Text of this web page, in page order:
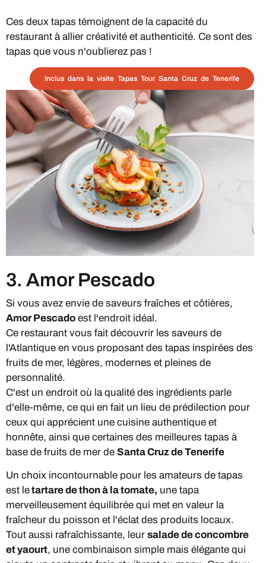
Ces deux tapas témoignent de la capacité du
restaurant à allier créativité et authenticité. Ce sont des
tapas que vous n'oublierez pas !
Inclus dans la visite Tapas Tour Santa Cruz de Tenerife
3. Amor Pescado
Si vous avez envie de saveurs fraîches et côtières,
Amor Pescado est l'endroit idéal.
Ce restaurant vous fait découvrir les saveurs de
l'Atlantique en vous proposant des tapas inspirées des
fruits de mer, légères, modernes et pleines de
personnalité.
C'est un endroit où la qualité des ingrédients parle
d'elle-même, ce qui en fait un lieu de prédilection pour
ceux qui apprécient une cuisine authentique et
honnête, ainsi que certaines des meilleures tapas à
base de fruits de mer de Santa Cruz de Tenerife
Un choix incontournable pour les amateurs de tapas
est letartare de thon à la tomate, une tapa
merveilleusement équilibrée qui met en valeur la
fraîcheur du poisson et l'éclat des produits locaux.
Tout aussi rafraîchissante, leur salade de concombre
et yaourt, une combinaison simple mais élégante qui